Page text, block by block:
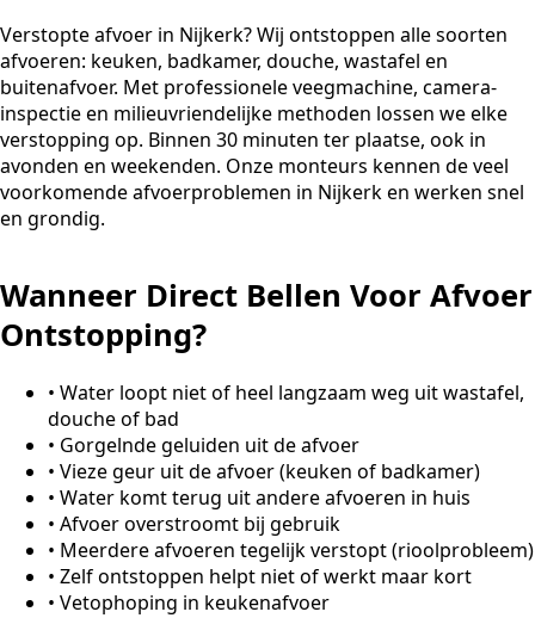
Verstopte afvoer in Nijkerk? Wij ontstoppen alle soorten
afvoeren: keuken, badkamer, douche, wastafel en
buitenafvoer. Met professionele veegmachine, camera-
inspectie en milieuvriendelijke methoden lossen we elke
verstopping op. Binnen 30 minuten ter plaatse, ook in
avonden en weekenden. Onze monteurs kennen de veel
voorkomende afvoerproblemen in Nijkerk en werken snel
en grondig.
Wanneer Direct Bellen Voor Afvoer
Ontstopping?
• Water loopt niet of heel langzaam weg uit wastafel,
douche of bad
• Gorgelnde geluiden uit de afvoer
• Vieze geur uit de afvoer (keuken of badkamer)
• Water komt terug uit andere afvoeren in huis
• Afvoer overstroomt bij gebruik
• Meerdere afvoeren tegelijk verstopt (rioolprobleem)
• Zelf ontstoppen helpt niet of werkt maar kort
• Vetophoping in keukenafvoer